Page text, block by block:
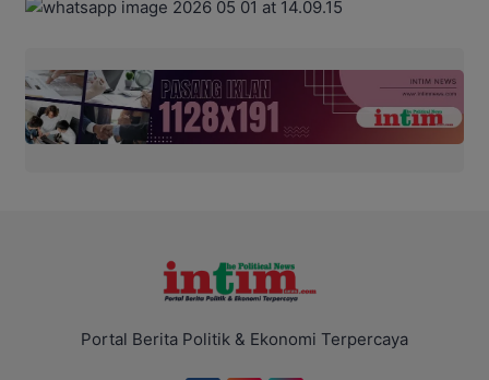
Portal Berita Politik & Ekonomi Terpercaya